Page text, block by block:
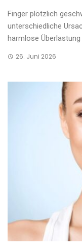
Finger plötzlich
unterschiedliche
harmlose Überlastung
26. Juni 2026